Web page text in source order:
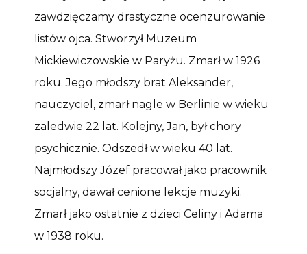
zawdzięczamy drastyczne ocenzurowanie
listów ojca. Stworzył Muzeum
Mickiewiczowskie w Paryżu. Zmarł w 1926
roku. Jego młodszy brat Aleksander,
nauczyciel, zmarł nagle w Berlinie w wieku
zaledwie 22 lat. Kolejny, Jan, był chory
psychicznie. Odszedł w wieku 40 lat.
Najmłodszy Józef pracował jako pracownik
socjalny, dawał cenione lekcje muzyki.
Zmarł jako ostatnie z dzieci Celiny i Adama
w 1938 roku.